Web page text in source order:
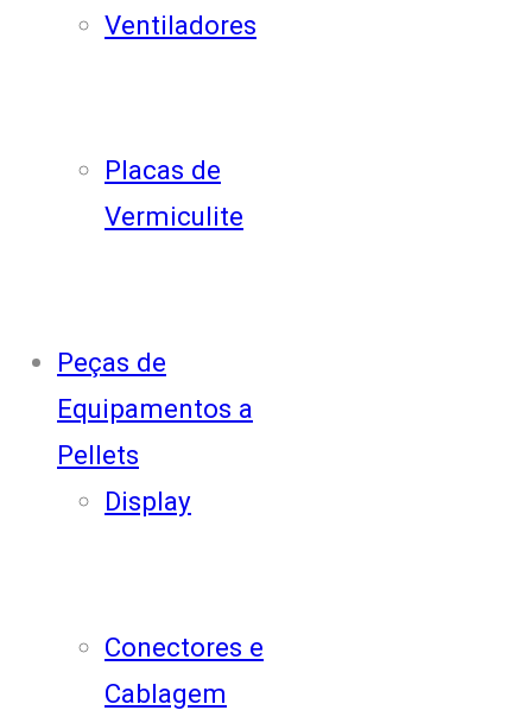
Ventiladores
Placas de
Vermiculite
Peças de
Equipamentos a
Pellets
Display
Conectores e
Cablagem